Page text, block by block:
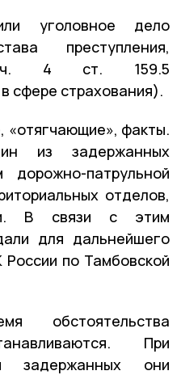
уголовное дело
преступления,
ч. 4 ст. 159.5
сфере страхования).
«отягчающие», факты.
из задержанных
дорожно-патрульной
отделов,
В связи с этим
для дальнейшего
по Тамбовской
обстоятельства
При
задержанных они